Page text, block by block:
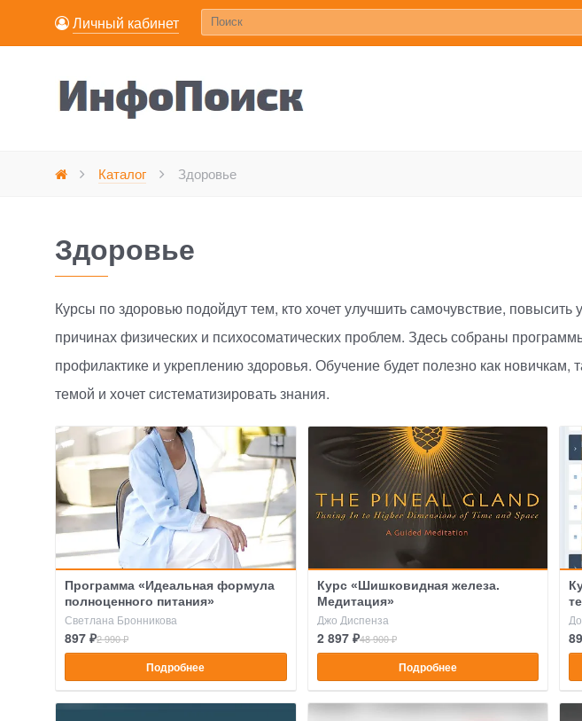
Личный кабинет
Каталог Здоровье
Здоровье
Курсы по здоровью подойдут тем, кто хочет улучшить самочувствие, повысить
причинах физических и психосоматических проблем. Здесь собраны
профилактике и укреплению здоровья. Обучение будет полезно как новичкам,
темой и хочет систематизировать знания.
Программа «Идеальная формула
полноценного питания»
Светлана Бронникова
897 ₽2 990 ₽
Подробнее
Курс «Шишковидная железа.
Медитация»
Джо Диспенза
2 897 ₽48 900 ₽
Подробнее